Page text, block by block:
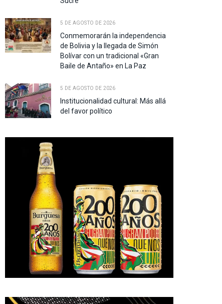
5 DE AGOSTO DE 2026
Conmemorarán la independencia
de Bolivia y la llegada de Simón
Bolívar con un tradicional «Gran
Baile de Antaño» en La Paz
5 DE AGOSTO DE 2026
Institucionalidad cultural: Más allá
del favor político